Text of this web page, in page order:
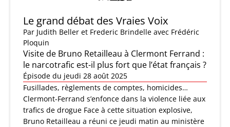
Le grand débat des Vraies Voix
Par Judith Beller et Frederic Brindelle avec Frédéric
Ploquin
Visite de Bruno Retailleau à Clermont Ferrand :
le narcotrafic est-il plus fort que l’état français ?
Épisode du jeudi 28 août 2025
​​Fusillades, règlements de comptes, homicides…
Clermont-Ferrand s’enfonce dans la violence liée aux
trafics de drogue Face à cette situation explosive,
Bruno Retailleau a réuni ce jeudi matin au ministère